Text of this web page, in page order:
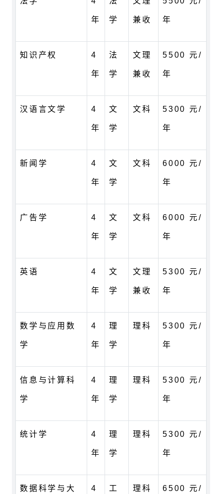
年 学 兼收 年
知识产权 4
年
法
学
文理
兼收
5500 元/
年
汉语言文学 4
年
文
学
文科 5300 元/
年
新闻学 4
年
文
学
文科 6000 元/
年
广告学 4
年
文
学
文科 6000 元/
年
英语 4
年
文
学
文理
兼收
5300 元/
年
数学与应用数
学
4
年
理
学
理科 5300 元/
年
信息与计算科
学
4
年
理
学
理科 5300 元/
年
统计学 4
年
理
学
理科 5300 元/
年
数据科学与大 4 工 理科 6500 元/